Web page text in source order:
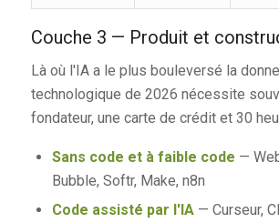
Couche 3 — Produit et
Là où l'IA a le plus bouleversé la
technologique de 2026 nécessite
fondateur, une carte de crédit et 30
Sans code et à faible code —
Bubble, Softr, Make, n8n
Code assisté par l'IA— Curseur,